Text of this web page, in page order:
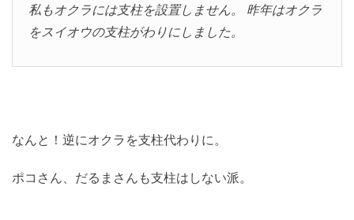
私もオクラには支柱を設置しません。 昨年はオクラ
をスイオウの支柱がわりにしました。
なんと！逆にオクラを支柱代わりに。
ポコさん、だるまさんも支柱はしない派。